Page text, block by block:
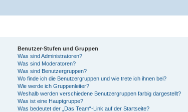
Benutzer-Stufen und Gruppen
Was sind Administratoren?
Was sind Moderatoren?
Was sind Benutzergruppen?
Wo finde ich die Benutzergruppen und wie trete ich ihnen bei?
Wie werde ich Gruppenleiter?
Weshalb werden verschiedene Benutzergruppen farbig dargestellt?
Was ist eine Hauptgruppe?
Was bedeutet der „Das Team“-Link auf der Startseite?